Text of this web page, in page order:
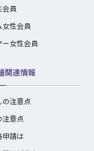
会員
女性会員
ー女性会員
関連情報
の注意点
注意点
申請は